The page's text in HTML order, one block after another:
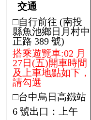
交通
□自行前往 (南投
縣魚池鄉日月村中
正路 389 號)
搭乘遊覽車:02 月
27日(五)開車時間
及上車地點如下，
請勾選
□台中烏日高鐵站
6 號出口 ：
上午